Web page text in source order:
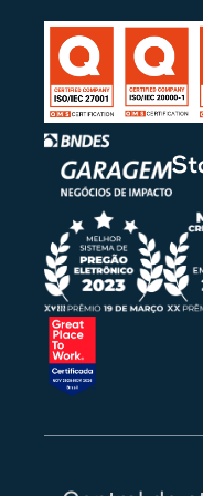
COSTA BARBOSA.
17/07/2025 19:34:42 |
O Item 0015 foi
COSTA BARBOSA.
17/07/2025 19:34:42
O Item 0014 foi
COSTA BARBOSA.
17/07/2025 19:34:42
O Item 0013 foi
COSTA BARBOSA.
17/07/2025 19:34:42 |
O Item 0012 foi
O Item 0011 foi